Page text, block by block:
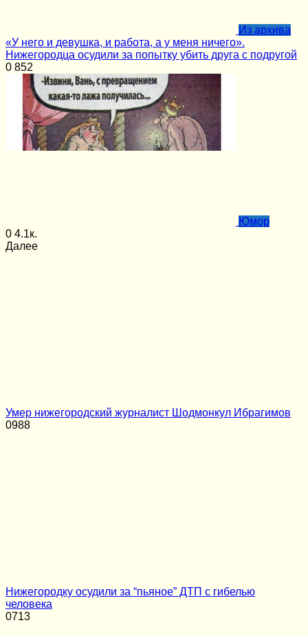
Из архива
«У него и девушка, и работа, а у меня ничего».
Нижегородца осудили за попытку убить друга с подругой
0 852
Юмор
0 4.1к.
Далее
Умер нижегородский журналист Шодмонкул Ибрагимов
0988
Нижегородку осудили за “пьяное” ДТП с гибелью
человека
0713